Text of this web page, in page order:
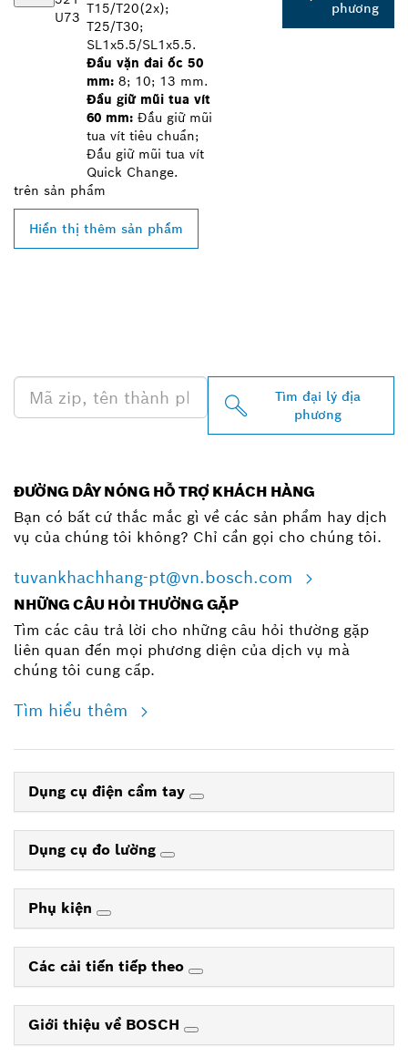
U73
T15/T20(2x);
T25/T30;
SL1x5.5/SL1x5.5.
Đầu vặn đai ốc 50
mm: 8; 10; 13 mm.
Đầu giữ mũi tua vít
60 mm: Đầu giữ mũi
tua vít tiêu chuẩn;
Đầu giữ mũi tua vít
Quick Change.
phương
trên sản phẩm
Hiển thị thêm sản phẩm
Tìm đại lý địa
phương
ĐƯỜNG DÂY NÓNG HỖ TRỢ KHÁCH HÀNG
Bạn có bất cứ thắc mắc gì về các sản phẩm hay dịch
vụ của chúng tôi không? Chỉ cần gọi cho chúng tôi.
tuvankhachhang-pt@vn.bosch.com
NHỮNG CÂU HỎI THƯỜNG GẶP
Tìm các câu trả lời cho những câu hỏi thường gặp
liên quan đến mọi phương diện của dịch vụ mà
chúng tôi cung cấp.
Tìm hiểu thêm
Dụng cụ điện cầm tay
Dụng cụ đo lường
Phụ kiện
Các cải tiến tiếp theo
Giới thiệu về BOSCH